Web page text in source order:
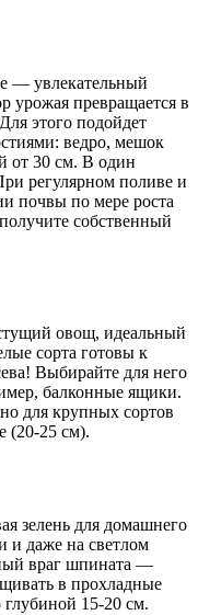
— увлекательный
урожая превращается в
этого подойдет
ведро, мешок
от 30 см. В один
регулярном поливе и
почвы по мере роста
собственный
овощ, идеальный
сорта готовы к
Выбирайте для него
балконные ящики.
для крупных сортов
(20-25 см).
зелень для домашнего
и даже на светлом
враг шпината —
в прохладные
глубиной 15-20 см.